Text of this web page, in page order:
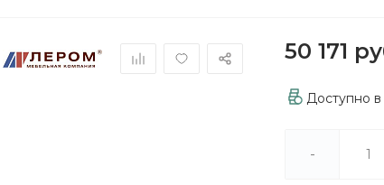
50 171
Доступно
-